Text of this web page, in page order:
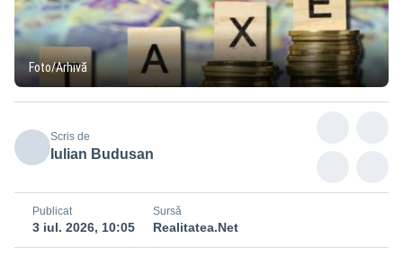
Foto/Arhivă
Scris de
Iulian Budusan
Publicat
3 iul. 2026, 10:05
Sursă
Realitatea.Net